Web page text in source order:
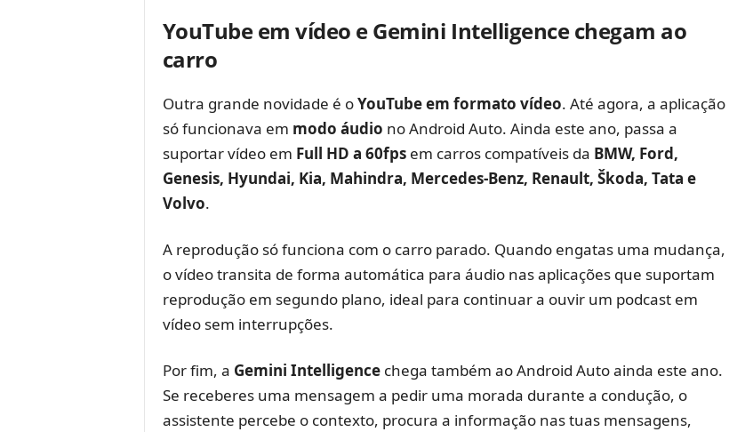
YouTube em vídeo e Gemini Intelligence chegam ao
carro
Outra grande novidade é oYouTube em formato vídeo. Até agora, a aplicação
só funcionava em modo áudio no Android Auto. Ainda este ano, passa a
suportar vídeo em Full HD a 60fpsem carros compatíveis da BMW, Ford,
Genesis, Hyundai, Kia, Mahindra, Mercedes-Benz, Renault, Škoda, Tata e
Volvo.
A reprodução só funciona com o carro parado. Quando engatas uma mudança,
o vídeo transita de forma automática para áudio nas aplicações que suportam
reprodução em segundo plano, ideal para continuar a ouvir um podcast em
vídeo sem interrupções.
Por fim, a Gemini Intelligencechega também ao Android Auto ainda este ano.
Se receberes uma mensagem a pedir uma morada durante a condução, o
assistente percebe o contexto, procura a informação nas tuas mensagens,